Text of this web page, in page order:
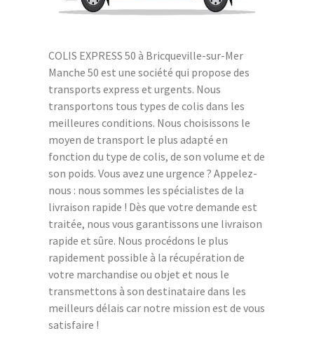
COLIS EXPRESS 50 à Bricqueville-sur-Mer
Manche 50 est une société qui propose des
transports express et urgents. Nous
transportons tous types de colis dans les
meilleures conditions. Nous choisissons le
moyen de transport le plus adapté en
fonction du type de colis, de son volume et de
son poids. Vous avez une urgence ? Appelez-
nous : nous sommes les spécialistes de la
livraison rapide ! Dès que votre demande est
traitée, nous vous garantissons une livraison
rapide et sûre. Nous procédons le plus
rapidement possible à la récupération de
votre marchandise ou objet et nous le
transmettons à son destinataire dans les
meilleurs délais car notre mission est de vous
satisfaire !